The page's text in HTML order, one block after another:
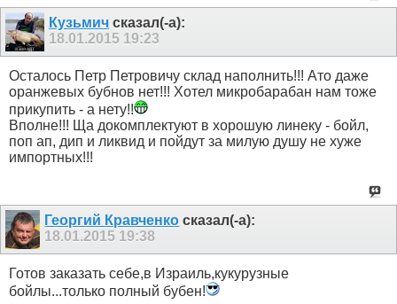
Кузьмич сказал(-а):
18.01.2015 19:23
Осталось Петр Петровичу склад наполнить!!! Ато даже
оранжевых бубнов нет!!! Хотел микробарабан нам тоже
прикупить - а нету!!
Вполне!!! Ща докомплектуют в хорошую линеку - бойл,
поп ап, дип и ликвид и пойдут за милую душу не хуже
импортных!!!
Георгий Кравченко сказал(-а):
18.01.2015 19:38
Готов заказать себе,в Израиль,кукурузные
бойлы...только полный бубен!